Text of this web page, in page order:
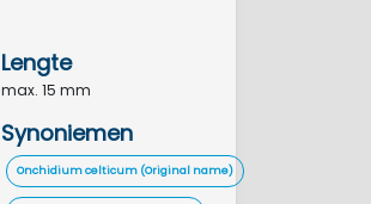
Lengte
max. 15 mm
Synoniemen
Onchidium celticum (Original name)